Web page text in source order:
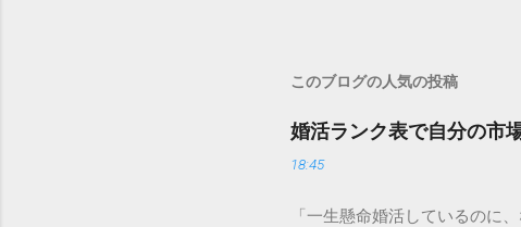
このブログの人気の投稿
婚活ランク表で自分の市
18:45
「一生懸命婚活しているのに